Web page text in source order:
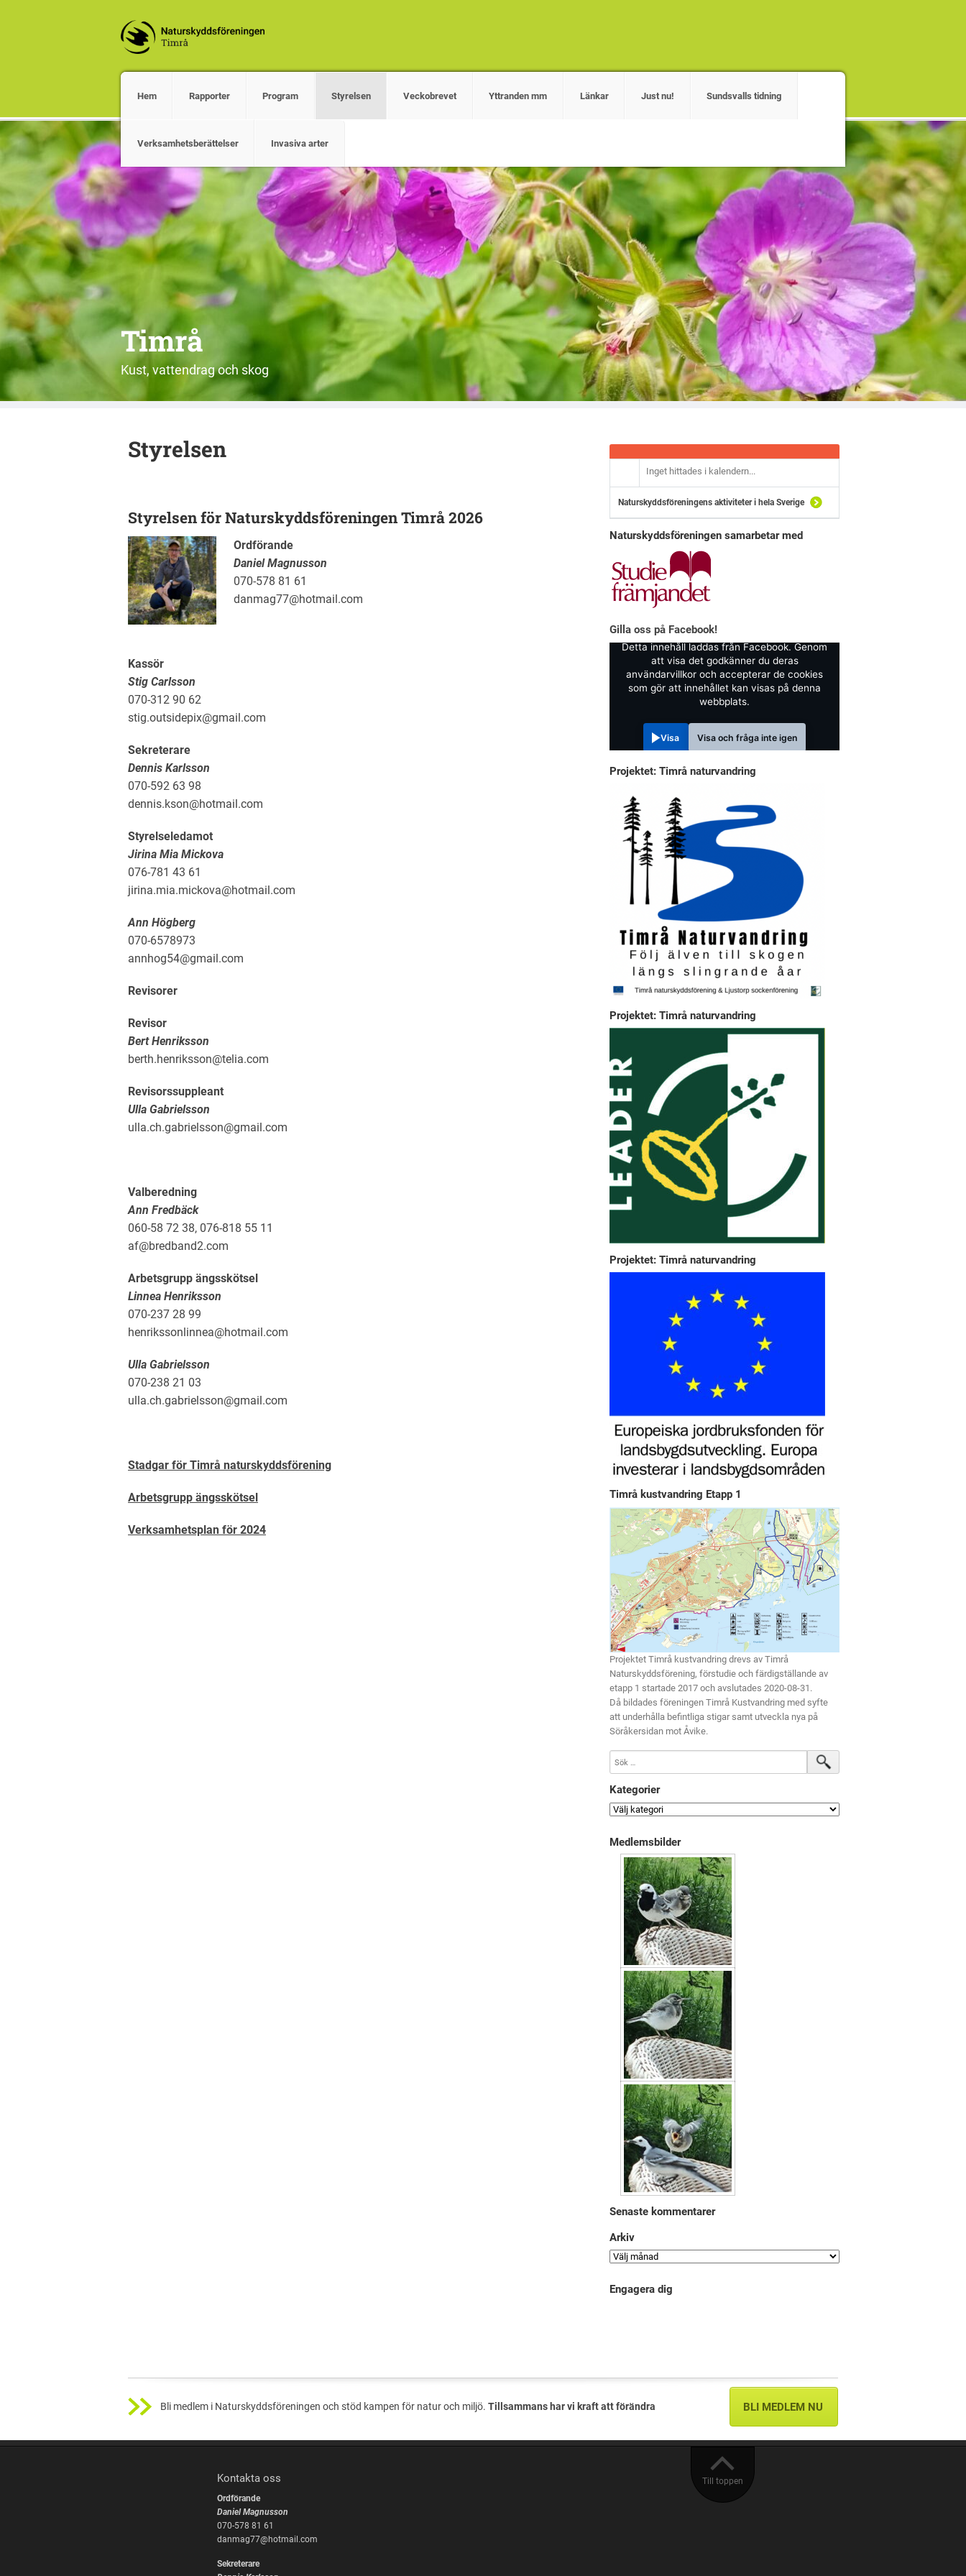
Hem Rapporter Program Styrelsen Veckobrevet Yttranden mm Länkar Just nu! Sundsvalls tidning
Verksamhetsberättelser Invasiva arter
Timrå
Kust, vattendrag och skog
Styrelsen
Styrelsen för Naturskyddsföreningen Timrå 2026
Ordförande
Daniel Magnusson
070-578 81 61
danmag77@hotmail.com
Kassör
Stig Carlsson
070-312 90 62
stig.outsidepix@gmail.com
Sekreterare
Dennis Karlsson
070-592 63 98
dennis.kson@hotmail.com
Styrelseledamot
Jirina Mia Mickova
076-781 43 61
jirina.mia.mickova@hotmail.com
Ann Högberg
070-6578973
annhog54@gmail.com
Revisorer
Revisor
Bert Henriksson
berth.henriksson@telia.com
Revisorssuppleant
Ulla Gabrielsson
ulla.ch.gabrielsson@gmail.com
Valberedning
Ann Fredbäck
060-58 72 38, 076-818 55 11
af@bredband2.com
Arbetsgrupp ängsskötsel
Linnea Henriksson
070-237 28 99
henrikssonlinnea@hotmail.com
Ulla Gabrielsson
070-238 21 03
ulla.ch.gabrielsson@gmail.com
Stadgar för Timrå naturskyddsförening
Arbetsgrupp ängsskötsel
Verksamhetsplan för 2024
Inget hittades i kalendern...
Naturskyddsföreningens aktiviteter i hela Sverige
Naturskyddsföreningen samarbetar med
Gilla oss på Facebook!
Detta innehåll laddas från Facebook. Genom
att visa det godkänner du deras
användarvillkor och accepterar de cookies
som gör att innehållet kan visas på denna
webbplats.
Visa Visa och fråga inte igen
Projektet: Timrå naturvandring
Projektet: Timrå naturvandring
Projektet: Timrå naturvandring
Timrå kustvandring Etapp 1
Projektet Timrå kustvandring drevs av Timrå
Naturskyddsförening, förstudie och färdigställande av
etapp 1 startade 2017 och avslutades 2020-08-31.
Då bildades föreningen Timrå Kustvandring med syfte
att underhålla befintliga stigar samt utveckla nya på
Söråkersidan mot Åvike.
Kategorier
Medlemsbilder
Senaste kommentarer
Arkiv
Engagera dig
Bli medlem i Naturskyddsföreningen och stöd kampen för natur och miljö. Tillsammans har vi kraft att förändra BLI MEDLEM NU
Till toppen
Kontakta oss
Ordförande
Daniel Magnusson
070-578 81 61
danmag77@hotmail.com
Sekreterare